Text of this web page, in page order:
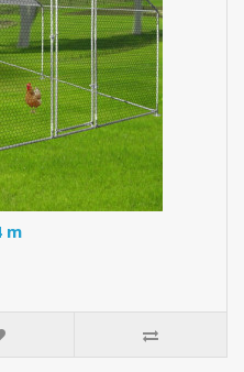
m